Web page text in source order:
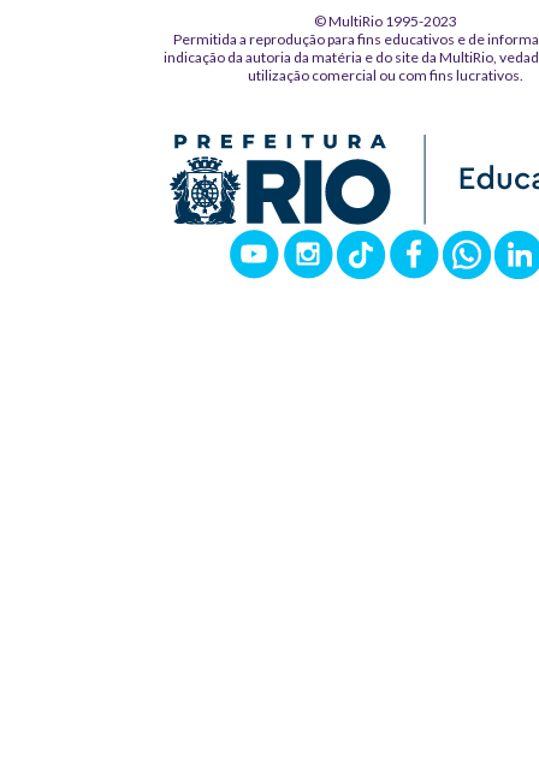
© MultiRio 1995-2023
Permitida a reprodução para fins educativos e de
indicação da autoria da matéria e do site da MultiRio,
utilização comercial ou com fins lucrativos.